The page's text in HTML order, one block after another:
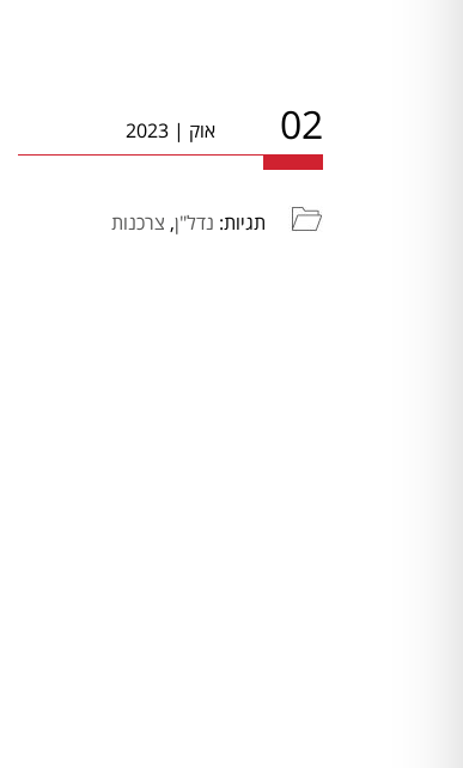
02 אוק |
2023
תגיות: נדל"ן, צרכנות